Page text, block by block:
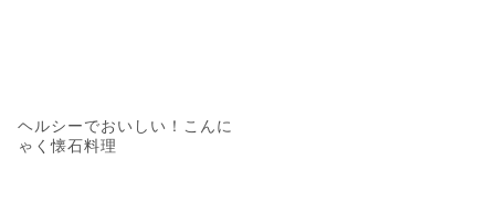
ヘルシーでおいしい！こんに
ゃく懐石料理